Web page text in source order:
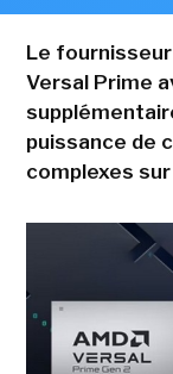
Le
Versal Prime
puissance de
complexes